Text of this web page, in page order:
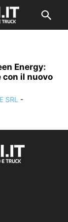
Energy:
il nuovo
SRL -